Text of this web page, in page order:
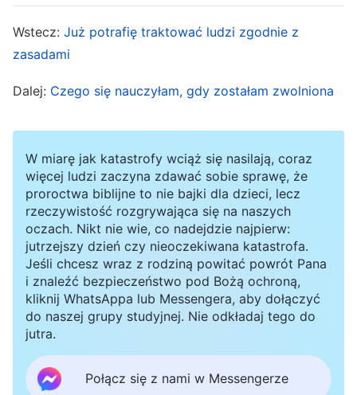
zawodowe były najlepsze w grupie, a do tego
razie współpracować”. Słysząc to, poczułem
ciągle wytykał mi problemy, czułem się
wewnętrznie stłamszony; nie potrafiłem nawet
opisać tego uczucia. Kilka dni później
przywódczyni przyszła na zgromadzenie, a ja w
jej obecności znów udawałem troskę o Wang
Jina, mówiąc, że się starzeje, jest słabego
zdrowia i że obawiam się, iż nie poradzi sobie z
presją, jaką niesie ze sobą praca z tekstami.
Wtedy trochę ruszyło mnie sumienie, bo
Wstecz: Już potrafię traktować ludzi zgodnie z
zasadami
Dalej: Czego się nauczyłam, gdy zostałam zwolniona
W miarę jak katastrofy wciąż się nasilają, coraz
więcej ludzi zaczyna zdawać sobie sprawę, że
proroctwa biblijne to nie bajki dla dzieci, lecz
rzeczywistość rozgrywająca się na naszych
oczach. Nikt nie wie, co nadejdzie najpierw:
jutrzejszy dzień czy nieoczekiwana katastrofa.
Jeśli chcesz wraz z rodziną powitać powrót Pana
i znaleźć bezpieczeństwo pod Bożą ochroną,
kliknij WhatsAppa lub Messengera, aby dołączyć
do naszej grupy studyjnej. Nie odkładaj tego do
jutra.
Połącz się z nami w Messengerze